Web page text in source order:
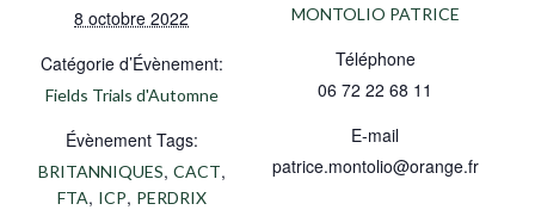
8 octobre 2022
Catégorie d’Évènement:
Fields Trials d'Automne
Évènement Tags:
BRITANNIQUES, CACT,
FTA, ICP, PERDRIX
MONTOLIO PATRICE
Téléphone
06 72 22 68 11
E-mail
patrice.montolio@orange.fr